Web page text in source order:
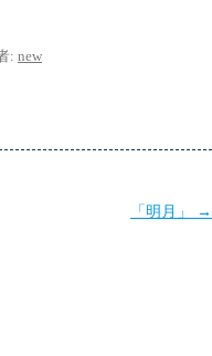
: new
「明月」 →